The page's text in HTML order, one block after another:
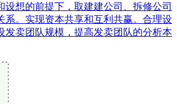
设想的前提下，取建建公司、拆修公司
系。实现资本共享和互利共赢。合理设
发卖团队规模，提高发卖团队的分析本